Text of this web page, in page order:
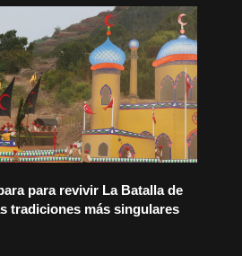
para revivir La Batalla de
tradiciones más singulares